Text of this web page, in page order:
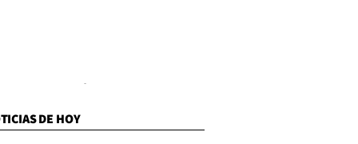
DE HOY